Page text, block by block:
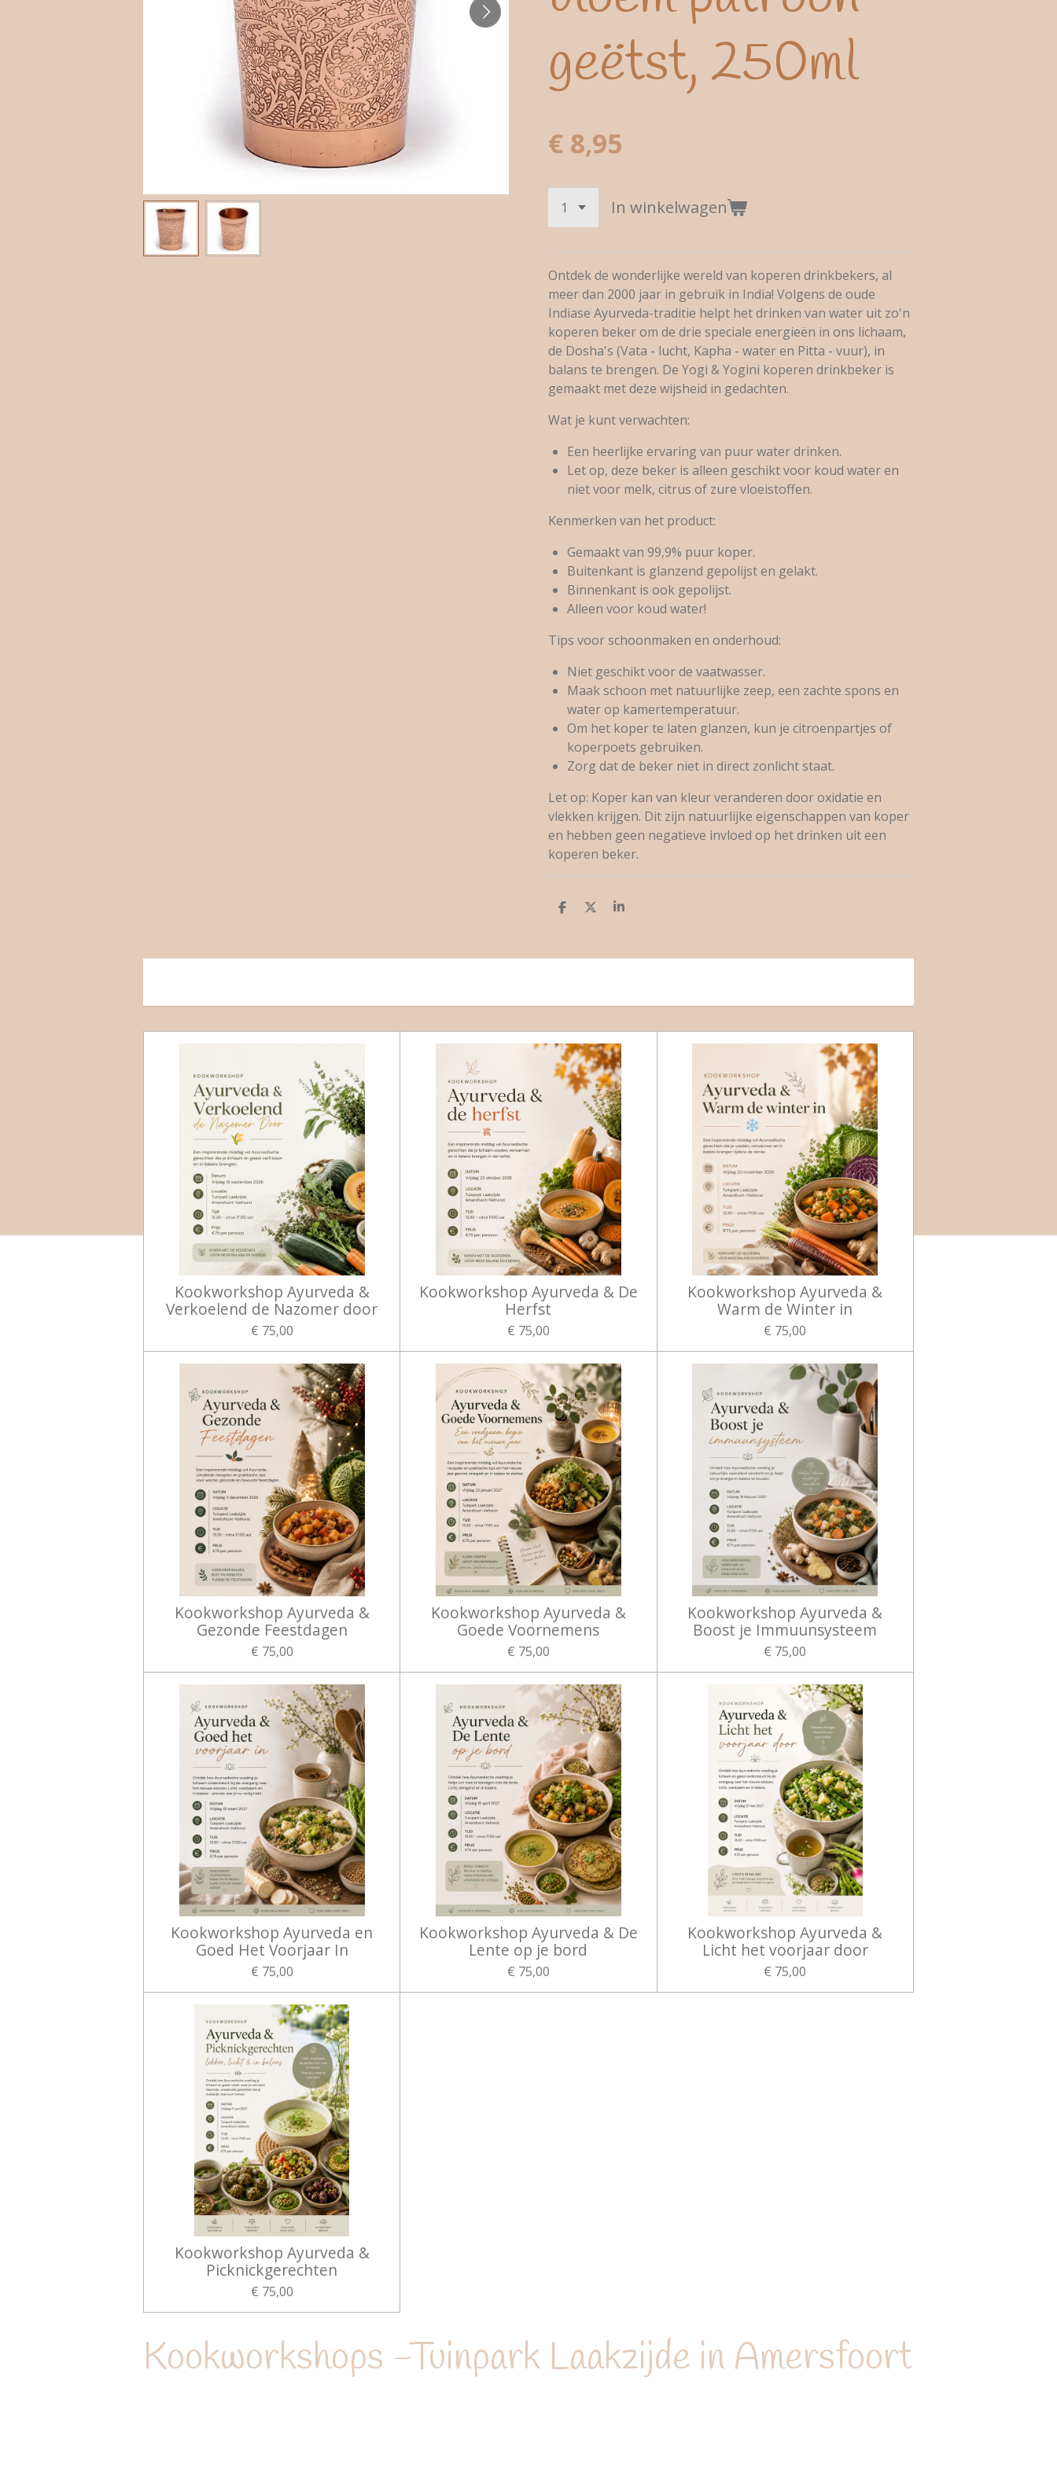
geëtst, 250ml
€ 8,95
In winkelwagen
Ontdek de wonderlijke wereld van koperen drinkbekers, al
meer dan 2000 jaar in gebruik in India! Volgens de oude
Indiase Ayurveda-traditie helpt het drinken van water uit zo'n
koperen beker om de drie speciale energieën in ons lichaam,
de Dosha's (Vata - lucht, Kapha - water en Pitta - vuur), in
balans te brengen. De Yogi & Yogini koperen drinkbeker is
gemaakt met deze wijsheid in gedachten.
Wat je kunt verwachten:
Een heerlijke ervaring van puur water drinken.
Let op, deze beker is alleen geschikt voor koud water en
niet voor melk, citrus of zure vloeistoffen.
Kenmerken van het product:
Gemaakt van 99,9% puur koper.
Buitenkant is glanzend gepolijst en gelakt.
Binnenkant is ook gepolijst.
Alleen voor koud water!
Tips voor schoonmaken en onderhoud:
Niet geschikt voor de vaatwasser.
Maak schoon met natuurlijke zeep, een zachte spons en
water op kamertemperatuur.
Om het koper te laten glanzen, kun je citroenpartjes of
koperpoets gebruiken.
Zorg dat de beker niet in direct zonlicht staat.
Let op: Koper kan van kleur veranderen door oxidatie en
vlekken krijgen. Dit zijn natuurlijke eigenschappen van koper
en hebben geen negatieve invloed op het drinken uit een
koperen beker.
D
n
D
S
e
Kookworkshop Ayurveda &
Verkoelend de Nazomer door
€ 75,00
Kookworkshop Ayurveda & De
Herfst
€ 75,00
Kookworkshop Ayurveda &
Warm de Winter in
€ 75,00
Kookworkshop Ayurveda &
Gezonde Feestdagen
€ 75,00
Kookworkshop Ayurveda &
Goede Voornemens
€ 75,00
Kookworkshop Ayurveda &
Boost je Immuunsysteem
€ 75,00
Kookworkshop Ayurveda en
Goed Het Voorjaar In
€ 75,00
Kookworkshop Ayurveda & De
Lente op je bord
€ 75,00
Kookworkshop Ayurveda &
Licht het voorjaar door
€ 75,00
Kookworkshop Ayurveda &
Picknickgerechten
€ 75,00
Kookworkshops -Tuinpark Laakzijde in Amersfoort